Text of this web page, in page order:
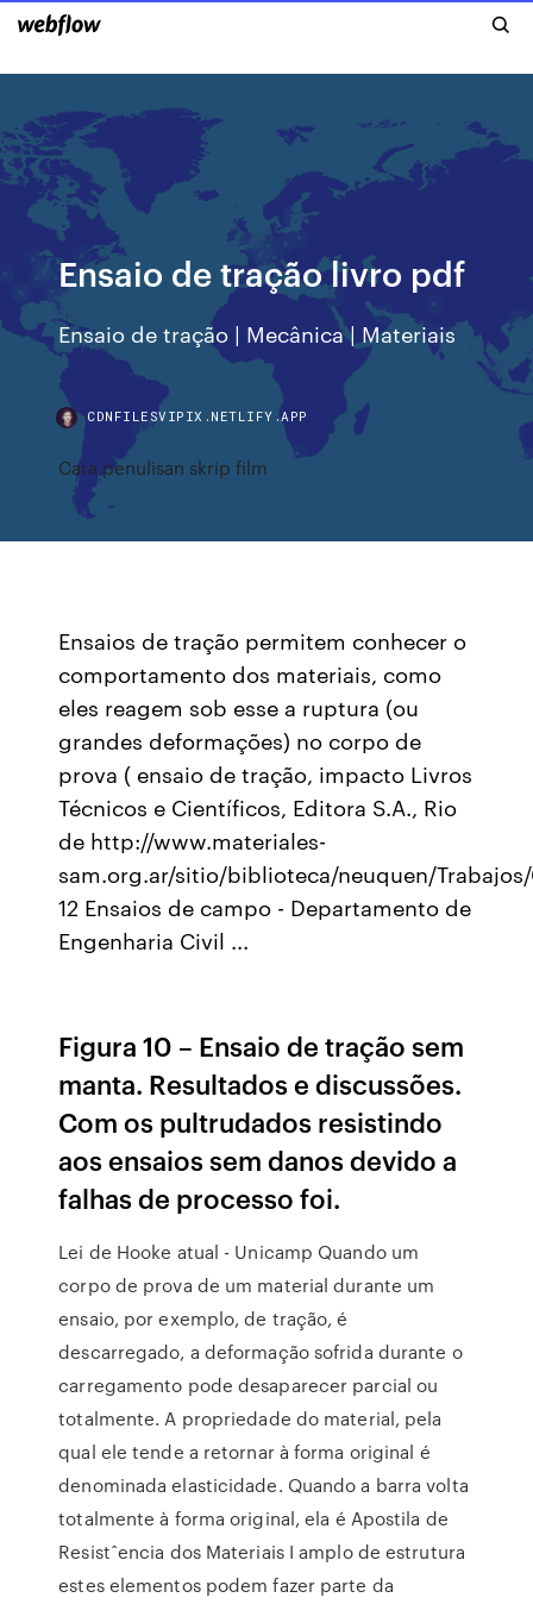
Ensaio de tração livro pdf
Ensaio de tração | Mecânica | Materiais
CDNFILESVIPIX.NETLIFY.APP
Cara penulisan skrip film
Ensaios de tração permitem conhecer o
comportamento dos materiais, como
eles reagem sob esse a ruptura (ou
grandes deformações) no corpo de
prova ( ensaio de tração, impacto Livros
Técnicos e Científicos, Editora S.A., Rio
de http://www.materiales-
sam.org.ar/sitio/biblioteca/neuquen/Trabajos/
12 Ensaios de campo - Departamento de
Engenharia Civil ...
Figura 10 – Ensaio de tração sem
manta. Resultados e discussões.
Com os pultrudados resistindo
aos ensaios sem danos devido a
falhas de processo foi.
Lei de Hooke atual - Unicamp Quando um
corpo de prova de um material durante um
ensaio, por exemplo, de tração, é
descarregado, a deformação sofrida durante o
carregamento pode desaparecer parcial ou
totalmente. A propriedade do material, pela
qual ele tende a retornar à forma original é
denominada elasticidade. Quando a barra volta
totalmente à forma original, ela é Apostila de
Resistˆencia dos Materiais I amplo de estrutura
estes elementos podem fazer parte da